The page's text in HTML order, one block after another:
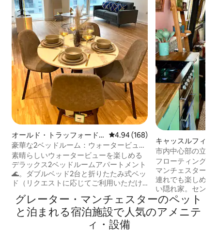
オールド・トラッフォード
のマンション・アパート
レビュー168件、5つ星中4.94つ
4.94 (168)
豪華な2ベッドルーム：ウォータービュー
＆バルコニー
素晴らしいウォータービューを楽しめる
デラックス2ベッドルームアパートメント
🌊。ダブルベッド2台と折りたたみ式ベッ
ド（リクエストに応じてご利用いただけ
す。広々としたオープンプランのリビン
グエリア、設備の整ったキッチン、モダ
ンなバスルーム2つ、専用バルコニーをお
楽しみください。ご家族連れ、お友達、
キャッスルフィー
ート・船舶
市内中心部の立地
よい運河ボート
フローティングホ
マンチェスターの
連れでも楽しめる
い隠れ家。セント
ストーブ。1950
イアされた風変
はワイン、スピリ
グレーター・マンチェスターのペット
と泊まれる宿泊施設で人気のアメニテ
ィ・設備